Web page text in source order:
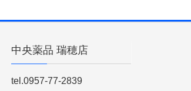
中央薬品 瑞穂店
tel.0957-77-2839